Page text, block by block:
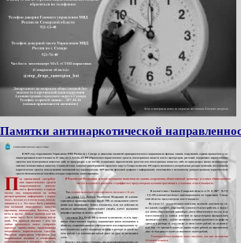
Памятки антинаркотической